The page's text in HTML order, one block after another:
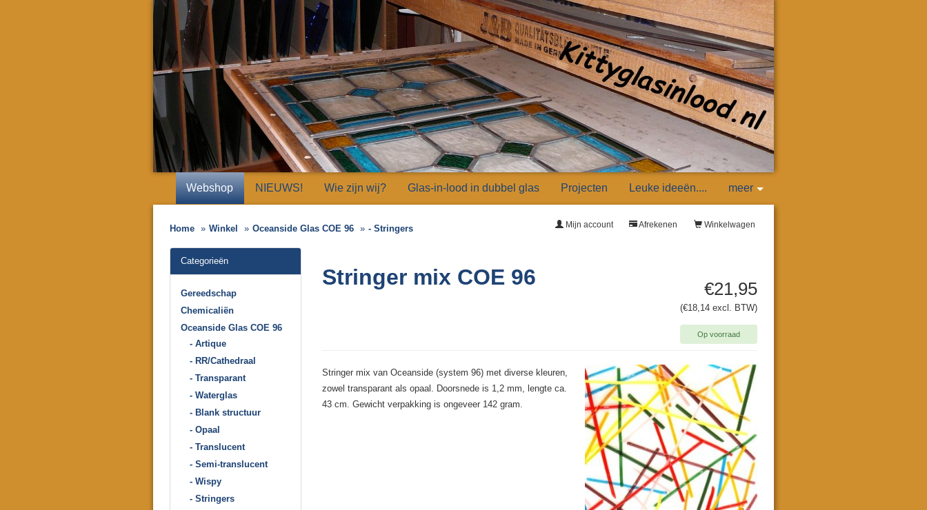
Webshop NIEUWS! Wie zijn wij? Glas-in-lood in dubbel glas Projecten Leuke ideeën.... meer
Home Winkel Oceanside Glas COE 96 - Stringers Winkelwagen
Afrekenen
Mijn account
€21,95
(€18,14 excl. BTW)
Op voorraad
Stringer mix COE 96
Stringer mix van Oceanside (system 96) met diverse kleuren,
zowel transparant als opaal. Doorsnede is 1,2 mm, lengte ca.
43 cm. Gewicht verpakking is ongeveer 142 gram.
Categorieën
Gereedschap
Chemicaliën
Oceanside Glas COE 96
- Artique
- RR/Cathedraal
- Transparant
- Waterglas
- Blank structuur
- Opaal
- Translucent
- Semi-translucent
- Wispy
- Stringers